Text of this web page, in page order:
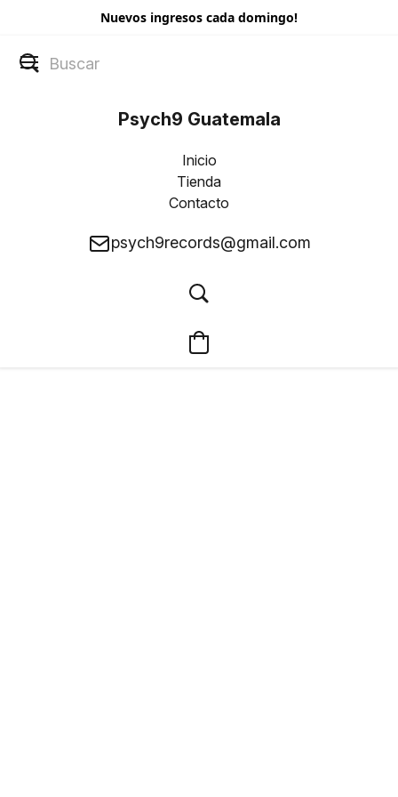
Nuevos ingresos cada domingo!
Psych9 Guatemala
Inicio
Tienda
Contacto
psych9records@gmail.com